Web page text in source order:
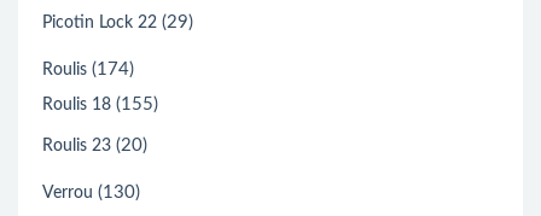
Picotin Lock 22 (29)
Roulis (174)
Roulis 18 (155)
Roulis 23 (20)
Verrou (130)